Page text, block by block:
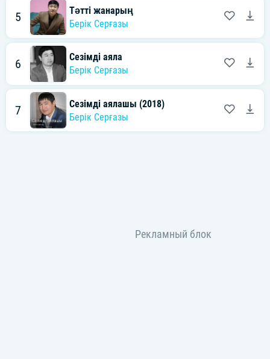
5
Тәтті жанарың
Берік Серғазы
6
Сезімді аяла
Берік Серғазы
7
Сезімді аялашы (2018)
Берік Серғазы